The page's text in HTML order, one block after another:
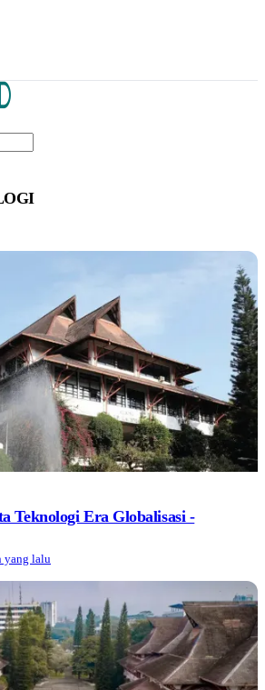
Teknologi Era Globalisasi -
yang lalu